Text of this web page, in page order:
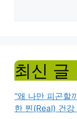
최신 글
“왜 나만 피곤할
한 찐(Real) 건강